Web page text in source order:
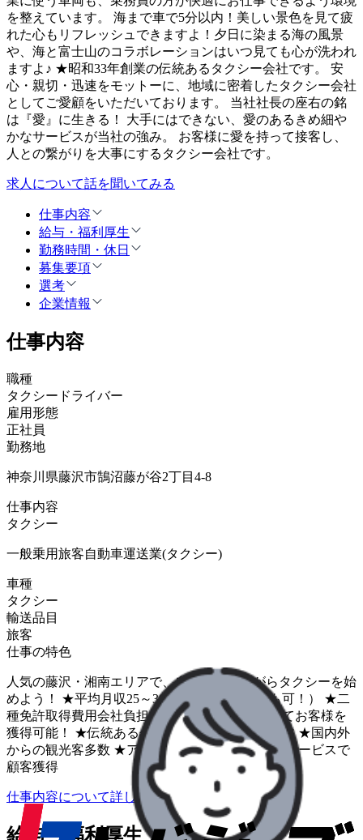
を整えています。 海まで車で5分以内！美しい景色を見て疲
れた心もリフレッシュできますよ！夕日に染まる海の風景
や、海と富士山のコラボレーションはいつ見ても心が洗われ
ますよ♪ ★昭和33年創業の伝統あるタクシー会社です。 安
心・親切・迅速をモットーに、地域に密着したタクシー会社
としてご愛顧をいただいております。 当社社長の座右の銘
は『愛』に生きる！ 大手にはできない、愛のあるきめ細や
かなサービスが当社の強み。 お客様に愛を持って接客し、
人との繋がりを大事にするタクシー会社です。
求人について話を聞いてみる
仕事内容
給与・福利厚生
勤務時間・休日
募集要項
選考
企業情報
仕事内容
職種
タクシードライバー
雇用形態
正社員
勤務地
神奈川県藤沢市鵠沼藤が谷2丁目4-8
仕事内容
タクシー
一般乗用旅客自動車運送業(タクシー)
車種
タクシー
輸送品目
旅客
仕事の特色
人気の藤沢・湘南エリアで、自然を感じながらタクシーを始
めよう！ ★平均月収25～30万円（45万円以上も可！） ★二
種免許取得費用会社負担（※規定あり） 安定してお客様を
獲得可能！ ★伝統ある会社なので、お得意様多数 ★国内外
からの観光客多数 ★アプリ配車増加中 ★多様なサービスで
顧客獲得
仕事内容について詳しく知りたい
給与・福利厚生